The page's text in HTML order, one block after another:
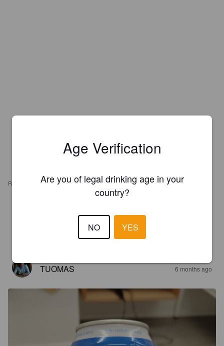
REVIEWS
RAUDSEPP M
TUOMAS 6 months ago
Age Verification
Are you of legal drinking age in your
country?
NO YES